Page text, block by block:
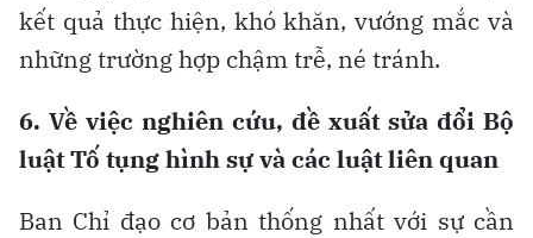
kết quả thực hiện, khó khăn, vướng mắc và
những trường hợp chậm trễ, né tránh.
6. Về việc nghiên cứu, đề xuất sửa đổi Bộ
luật Tố tụng hình sự và các luật liên quan
Ban Chỉ đạo cơ bản thống nhất với sự cần